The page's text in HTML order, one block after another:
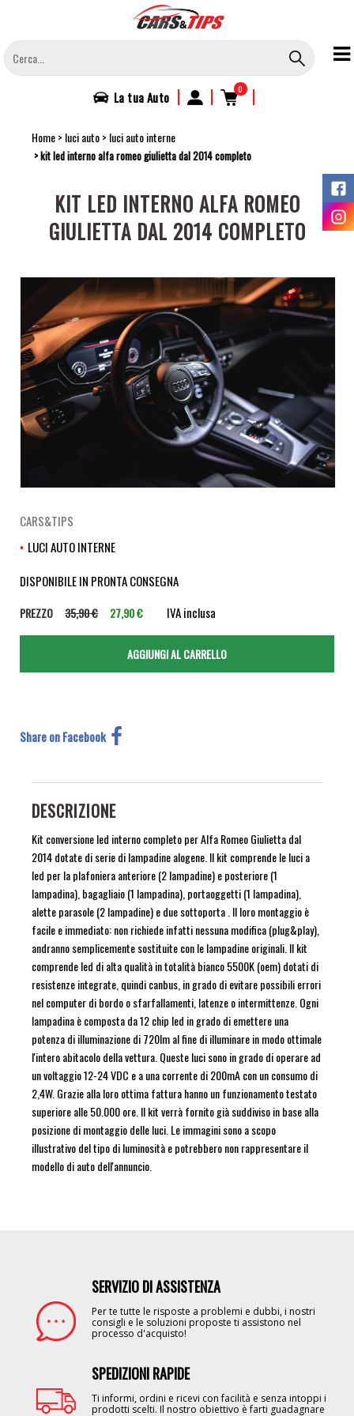
contenuto
principale
La tuaAuto | | 0 |
Home luci auto luci auto interne
kit led interno alfa romeo giulietta dal 2014 completo
KIT LED INTERNO ALFA ROMEO
GIULIETTA DAL 2014 COMPLETO
CARS&TIPS
LUCI AUTO INTERNE
DISPONIBILE IN PRONTA CONSEGNA
PREZZO 35,90 € 27,90 € IVA inclusa
Share on Facebook
DESCRIZIONE
Kit conversione led interno completo per Alfa Romeo Giulietta dal
2014 dotate di serie di lampadine alogene. Il kit comprende le luci a
led per la plafoniera anteriore (2 lampadine) e posteriore (1
lampadina), bagagliaio (1 lampadina), portaoggetti (1 lampadina),
alette parasole (2 lampadine) e due sottoporta . Il loro montaggio è
facile e immediato: non richiede infatti nessuna modifica (plug&play),
andranno semplicemente sostituite con le lampadine originali. Il kit
comprende led di alta qualità in totalità bianco 5500K (oem) dotati di
resistenze integrate, quindi canbus, in grado di evitare possibili errori
nel computer di bordo o sfarfallamenti, latenze o intermittenze. Ogni
lampadina è composta da 12 chip led in grado di emettere una
potenza di illuminazione di 720lm al fine di illuminare in modo ottimale
l'intero abitacolo della vettura. Queste luci sono in grado di operare ad
un voltaggio 12-24 VDC e a una corrente di 200mA con un consumo di
2,4W. Grazie alla loro ottima fattura hanno un funzionamento testato
superiore alle 50.000 ore. Il kit verrà fornito già suddiviso in base alla
posizione di montaggio delle luci. Le immagini sono a scopo
illustrativo del tipo di luminosità e potrebbero non rappresentare il
modello di auto dell'annuncio.
SERVIZIO DI ASSISTENZA
Per te tutte le risposte a problemi e dubbi, i nostri
consigli e le soluzioni proposte ti assistono nel
processo d'acquisto!
SPEDIZIONI RAPIDE
Ti informi, ordini e ricevi con facilità e senza intoppi i
prodotti scelti. Il nostro obiettivo è farti guadagnare